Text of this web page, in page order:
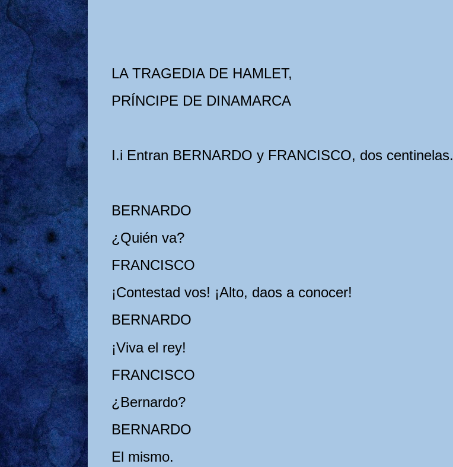
LA TRAGEDIA DE HAMLET,
PRÍNCIPE DE DINAMARCA
I.i Entran BERNARDO y FRANCISCO, dos centinelas.
BERNARDO
¿Quién va?
FRANCISCO
¡Contestad vos! ¡Alto, daos a conocer!
BERNARDO
¡Viva el rey!
FRANCISCO
¿Bernardo?
BERNARDO
El mismo.